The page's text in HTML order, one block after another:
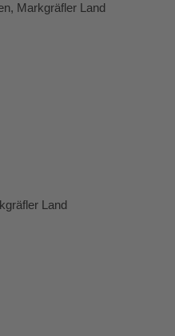
Markgräfler Land
Land